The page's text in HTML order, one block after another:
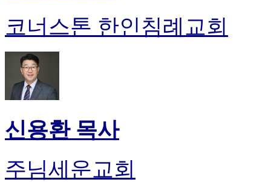
코너스톤 한인침례교회
신용환 목사
주님세운교회